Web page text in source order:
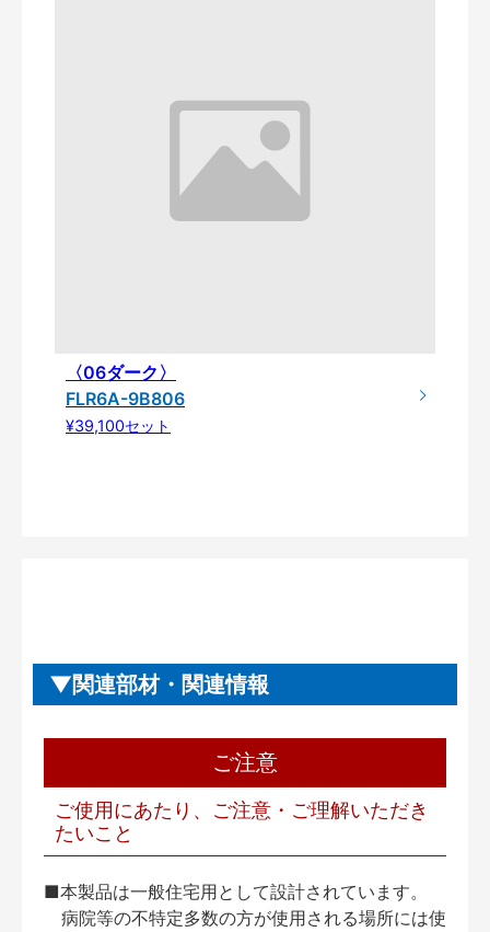
〈06ダーク〉
FLR6A-9B806
¥39,100セット
関連部材・関連情報
ご注意
ご使用にあたり、ご注意・ご理解いただき
たいこと
■本製品は一般住宅用として設計されています。
病院等の不特定多数の方が使用される場所には使